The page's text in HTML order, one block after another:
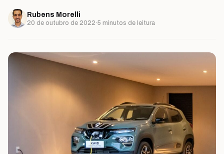
Rubens Morelli
20 de outubro de 2022·5 minutos de leitura